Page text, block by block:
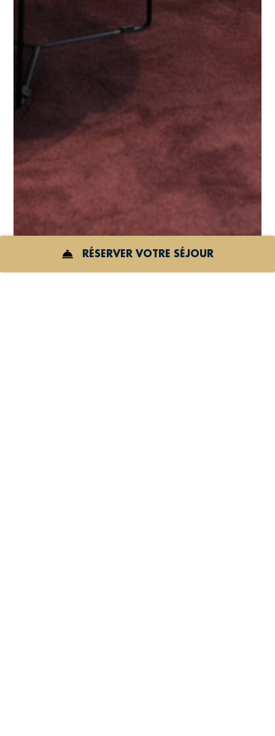
ICON
POUR
RÉSERVER VOTRE SÉJOUR